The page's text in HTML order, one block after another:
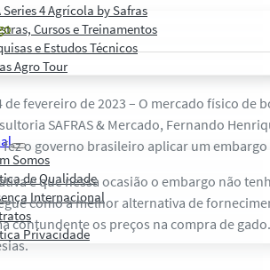
Series 4 Agrícola by Safras
Cursos e Treinamentos
e Estudos Técnicos
Agro Tour
Somos
de Qualidade
Internacional
Privacidade
fevereiro de 2023 – O mercado físico de
SAFRAS & Mercado, Fernando
fez o governo brasileiro aplicar um
é que nessa ocasião o embargo não
como a melhor alternativa de
contundente os preços na compra de